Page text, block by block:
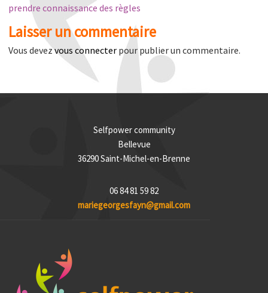
prendre connaissance des règles
Laisser un commentaire
Vous devezvous connecter pour publier un commentaire.
Selfpower community
Bellevue
36290 Saint-Michel-en-Brenne
06 84 81 59 82
mariegeorgesfayn@gmail.com